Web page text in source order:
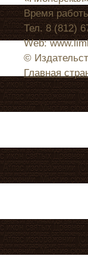
Время
Тел. 8 (812)
Web:
©
Главная